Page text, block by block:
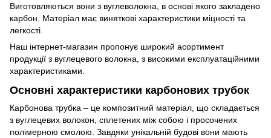
Виготовляються вони з вуглеволокна, в основі якого закладено
карбон. Матеріал має виняткові характеристики міцності та
легкості.
Наш інтернет-магазин пропонує широкий асортимент
продукції з вуглецевого волокна, з високими експлуатаційними
характеристиками.
Основні характеристики карбонових трубок
Карбонова трубка – це композитний матеріал, що складається
з вуглецевих волокон, сплетених між собою і просочених
полімерною смолою. Завдяки унікальній будові вони мають